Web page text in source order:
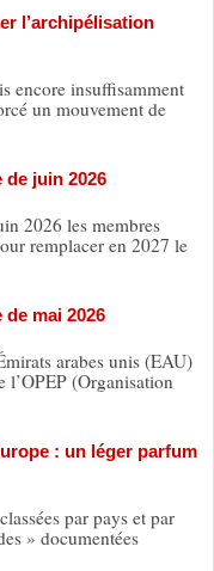
l’archipélisation
encore insuffisamment
un mouvement de
de juin 2026
2026 les membres
remplacer en 2027 le
mai 2026
arabes unis (EAU)
l’OPEP (Organisation
: un léger parfum
par pays et par
» documentées